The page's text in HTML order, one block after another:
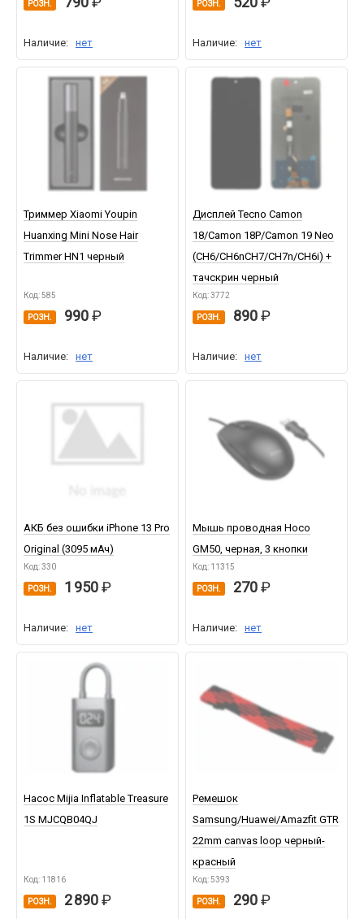
РОЗН.
Наличие: нет
РОЗН.
Наличие: нет
Триммер Xiaomi Youpin
Huanxing Mini Nose Hair
Trimmer HN1 черный
Код: 585
РОЗН. 990
Наличие: нет
Дисплей Tecno Camon
18/Camon 18P/Camon 19 Neo
(CH6/CH6nCH7/CH7n/CH6i) +
тачскрин черный
Код: 3772
РОЗН. 890
Наличие: нет
АКБ без ошибки iPhone 13 Pro
Original (3095 мАч)
Код: 330
РОЗН. 1 950
Наличие: нет
Мышь проводная Hoco
GM50, черная, 3 кнопки
Код: 11315
РОЗН. 270
Наличие: нет
Насос Mijia Inflatable Treasure
1S MJCQB04QJ
Код: 11816
РОЗН. 2 890
Ремешок
Samsung/Huawei/Amazfit GTR
22mm canvas loop черный-
красный
Код: 5393
РОЗН. 290